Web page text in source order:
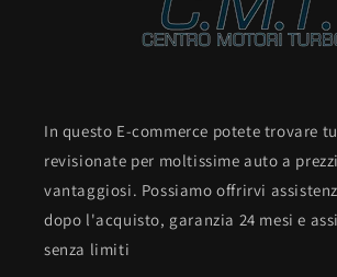
In questo E-commerce potete trovare
revisionate per moltissime auto a
vantaggiosi. Possiamo offrirvi
dopo l'acquisto, garanzia 24 mesi e
senza limiti